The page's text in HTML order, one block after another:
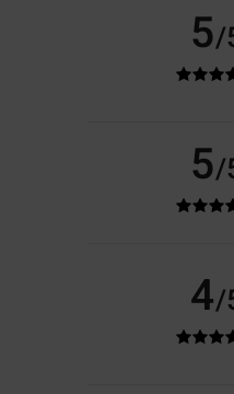
5/
5/
4/